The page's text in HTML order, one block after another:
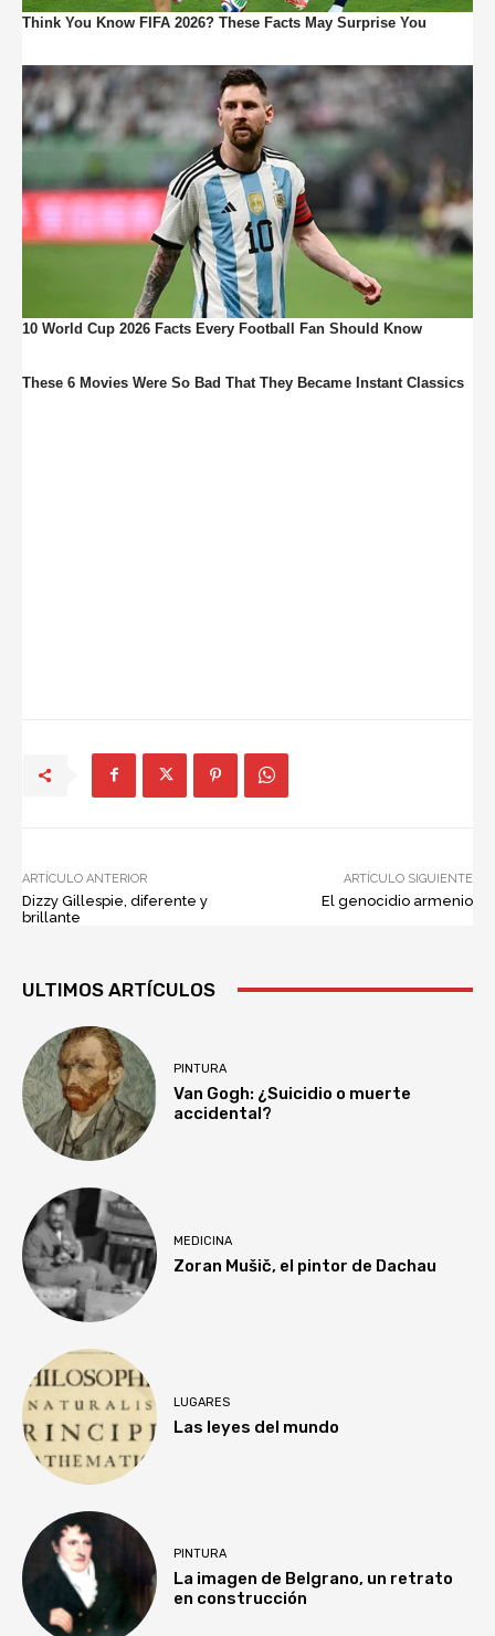
ARTÍCULO ANTERIOR
Dizzy Gillespie, diferente y
brillante
ARTÍCULO SIGUIENTE
El genocidio armenio
ULTIMOS ARTÍCULOS
PINTURA
Van Gogh: ¿Suicidio o muerte
accidental?
MEDICINA
Zoran Mušič, el pintor de Dachau
LUGARES
Las leyes del mundo
PINTURA
La imagen de Belgrano, un retrato
en construcción